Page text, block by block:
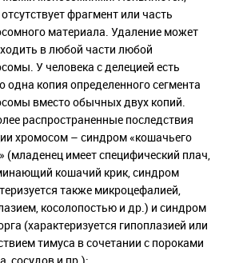
фрагмент или часть
материала. Удаление может
в любой части любой
У человека с делецией есть
одна копия определенного сегмента
вместо обычных двух копий.
распространенные последствия
хромосом – синдром «кошачьего
(младенец имеет специфический плач,
кошачий крик, синдром
также микроцефалией,
косолопостью и др.) и синдром
(характеризуется гипоплазией или
тимуса в сочетании с пороками